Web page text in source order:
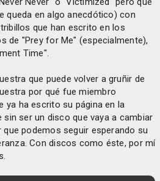
queda en algo anecdótico) con
que han escrito en los
de "Prey for Me" (especialmente),
Time".
que puede volver a gruñir de
por qué fue miembro
ya ha escrito su página en la
ser un disco que vaya a cambiar
que podemos seguir esperando su
Con discos como éste, por mí